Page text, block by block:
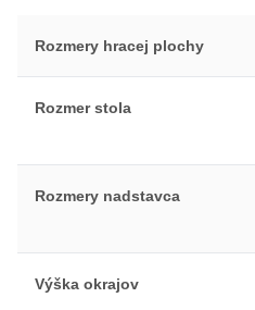
Rozmery hracej plochy
Rozmer stola
Rozmery nadstavca
Výška okrajov